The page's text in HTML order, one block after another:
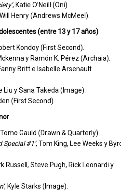
, Katie O’Neill (Oni).
Henry (Andrews McMeel).
(entre 13 y 17 años)
Kondoy (First Second).
y Ramón K. Pérez (Archaia).
Britt e Isabelle Arsenault
Liu y Sana Takeda (Image).
(First Second).
Gauld (Drawn & Quarterly).
Special #1’, Tom King, Lee Weeks y
Russell, Steve Pugh, Rick Leonardi y
, Kyle Starks (Image).